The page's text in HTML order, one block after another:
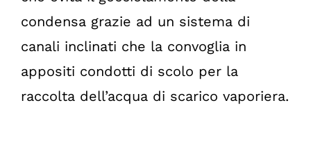
condensa grazie ad un sistema di
canali inclinati che la convoglia in
appositi condotti di scolo per la
raccolta dell’acqua di scarico vaporiera.